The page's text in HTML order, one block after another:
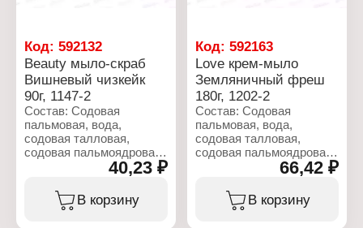
Код: 592132
Beauty мыло-скраб
Вишневый чизкейк
90г, 1147-2
Состав: Содовая
пальмовая, вода,
содовая талловая,
содовая пальмоядровая,
диоксид титана,
тетранатриевая соль
ЭДТА, хлорид натрия,
порошок косточек вишни
40,23 ₽
В корзину
Код:592163
Love крем-мыло
Земляничный фреш
180г, 1202-2
Состав: Содовая
пальмовая, вода,
содовая талловая,
содовая пальмоядровая,
глицерин, диоксид
титана, тетранатриевая
соль ЭДТА, хлорид
натрия, отдушка,
66,42 ₽
В корзину